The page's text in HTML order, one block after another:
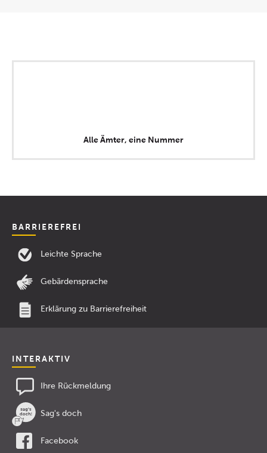
Alle Ämter, eine Nummer
BARRIEREFREI
Leichte Sprache
Gebärdensprache
Erklärung zu Barrierefreiheit
INTERAKTIV
Ihre Rückmeldung
Sag's doch
Facebook